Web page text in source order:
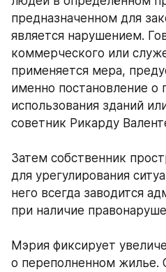
предназначенном для
является нарушением.
коммерческого или
применяется мера,
именно постановление о
использования зданий
советник Рикарду
Затем собственник
для урегулирования
него всегда заводится
при наличие
Мэрия фиксирует
о переполненном жилье.